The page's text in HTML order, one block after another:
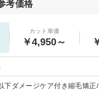
考価格
カット単価
￥4,950～
下ダメージケア付き縮毛矯正